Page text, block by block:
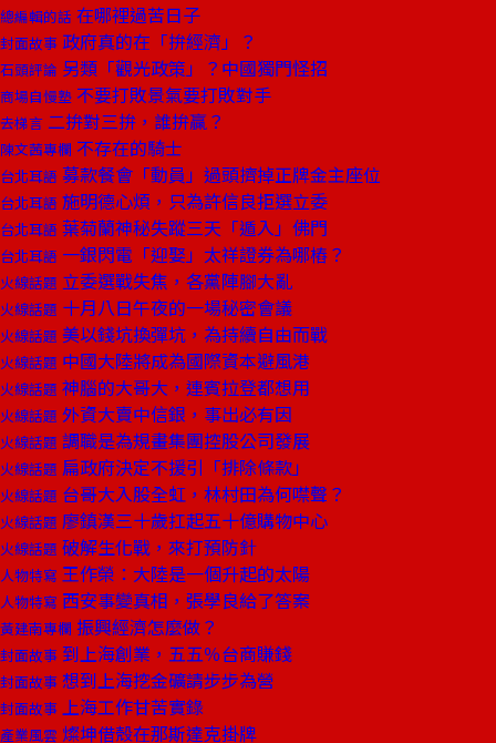
總編輯的話 在哪裡過苦日子
封面故事 政府真的在「拚經濟」？
石頭評論 另類「觀光政策」？中國獨門怪招
商場自慢塾 不要打敗景氣要打敗對手
去梯言 二拚對三拚，誰拚贏？
陳文茜專欄 不存在的騎士
台北耳語 募款餐會「動員」過頭擠掉正牌金主座位
台北耳語 施明德心煩，只為許信良拒選立委
台北耳語 葉菊蘭神秘失蹤三天「遁入」佛門
台北耳語 一銀閃電「迎娶」太祥證券為哪樁？
火線話題 立委選戰失焦，各黨陣腳大亂
火線話題 十月八日午夜的一場秘密會議
火線話題 美以錢坑換彈坑，為持續自由而戰
火線話題 中國大陸將成為國際資本避風港
火線話題 神腦的大哥大，連賓拉登都想用
火線話題 外資大賣中信銀，事出必有因
火線話題 調職是為規畫集團控股公司發展
火線話題 扁政府決定不援引「排除條款」
火線話題 台哥大入股全虹，林村田為何噤聲？
火線話題 廖鎮漢三十歲扛起五十億購物中心
火線話題 破解生化戰，來打預防針
人物特寫 王作榮：大陸是一個升起的太陽
人物特寫 西安事變真相，張學良給了答案
黃建南專欄 振興經濟怎麼做？
封面故事 到上海創業，五五％台商賺錢
封面故事 想到上海挖金礦請步步為營
封面故事 上海工作甘苦實錄
產業風雲 燦坤借殼在那斯達克掛牌